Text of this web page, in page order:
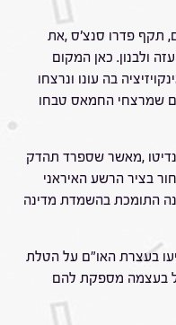
תקף פדרו סנצ'ס ,את
ולבנון. כאן המקום
בה עונו ונרצחו
שמרצחי החמאס טבחו
,מאשר שספרד תהדק
בציר הרשע האיראני
התומכת בהשמדת מדינה
בעצרת האו"ם על הטלת
בעצמה מספקת להם